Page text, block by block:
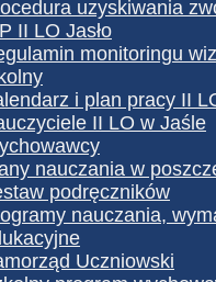
uzyskiwania
II LO Jasło
monitoringu
i plan pracy II
II LO w Jaśle
nauczania w
podręczników
nauczania,
Uczniowski